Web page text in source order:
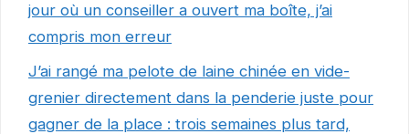
jour où un conseiller a ouvert ma boîte, j’ai
compris mon erreur
J’ai rangé ma pelote de laine chinée en vide-
grenier directement dans la penderie juste pour
gagner de la place : trois semaines plus tard,